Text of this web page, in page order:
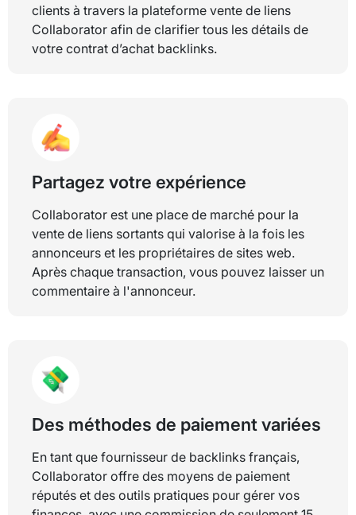
clients à travers la plateforme vente de liens
Collaborator afin de clarifier tous les détails de
votre contrat d’achat backlinks.
Partagez votre expérience
Collaborator est une place de marché pour la
vente de liens sortants qui valorise à la fois les
annonceurs et les propriétaires de sites web.
Après chaque transaction, vous pouvez laisser un
commentaire à l'annonceur.
Des méthodes de paiement variées
En tant que fournisseur de backlinks français,
Collaborator offre des moyens de paiement
réputés et des outils pratiques pour gérer vos